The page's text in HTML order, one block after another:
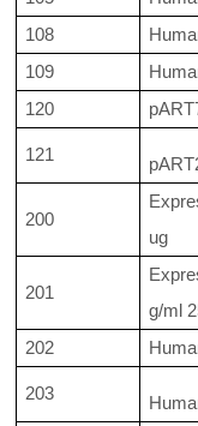
108
109
120
121
200
ug
201
g/ml
202
203